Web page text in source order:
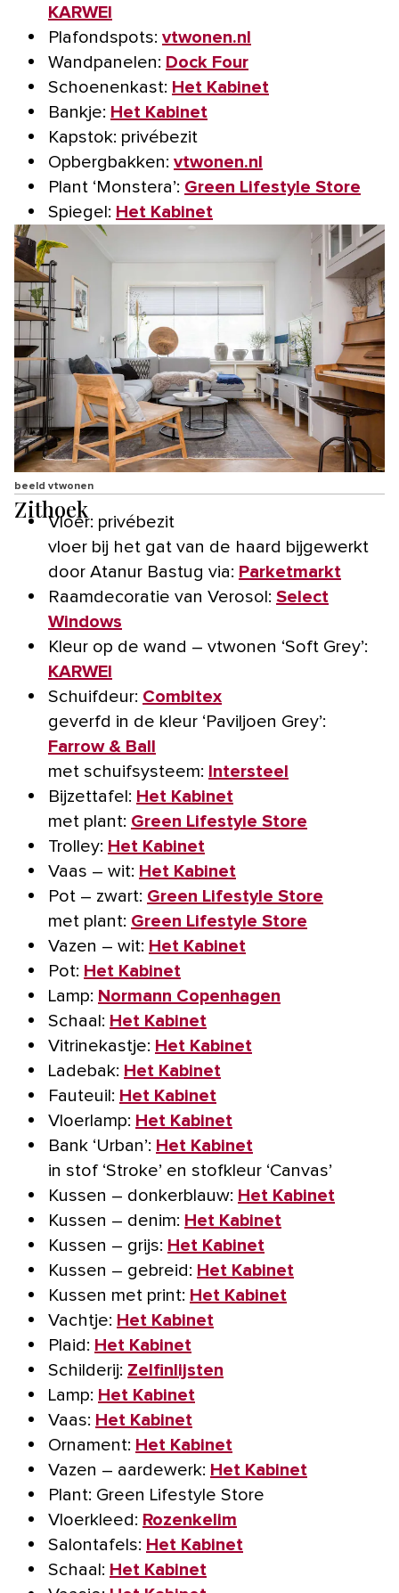
KARWEI
Plafondspots: vtwonen.nl
Wandpanelen: Dock Four
Schoenenkast: Het Kabinet
Bankje: Het Kabinet
Kapstok: privébezit
Opbergbakken: vtwonen.nl
Plant ‘Monstera’: Green Lifestyle Store
Spiegel: Het Kabinet
beeld vtwonen
Zithoek
Vloer: privébezit
vloer bij het gat van de haard bijgewerkt
door Atanur Bastug via: Parketmarkt
Raamdecoratie van Verosol: Select
Windows
Kleur op de wand – vtwonen ‘Soft Grey’:
KARWEI
Schuifdeur: Combitex
geverfd in de kleur ‘Paviljoen Grey’:
Farrow & Ball
met schuifsysteem: Intersteel
Bijzettafel: Het Kabinet
met plant: Green Lifestyle Store
Trolley: Het Kabinet
Vaas – wit: Het Kabinet
Pot – zwart: Green Lifestyle Store
met plant: Green Lifestyle Store
Vazen – wit: Het Kabinet
Pot: Het Kabinet
Lamp: Normann Copenhagen
Schaal: Het Kabinet
Vitrinekastje: Het Kabinet
Ladebak: Het Kabinet
Fauteuil: Het Kabinet
Vloerlamp: Het Kabinet
Bank ‘Urban’: Het Kabinet
in stof ‘Stroke’ en stofkleur ‘Canvas’
Kussen – donkerblauw: Het Kabinet
Kussen – denim: Het Kabinet
Kussen – grijs: Het Kabinet
Kussen – gebreid: Het Kabinet
Kussen met print: Het Kabinet
Vachtje: Het Kabinet
Plaid: Het Kabinet
Schilderij: Zelfinlijsten
Lamp: Het Kabinet
Vaas: Het Kabinet
Ornament: Het Kabinet
Vazen – aardewerk: Het Kabinet
Plant: Green Lifestyle Store
Vloerkleed: Rozenkelim
Salontafels: Het Kabinet
Schaal: Het Kabinet